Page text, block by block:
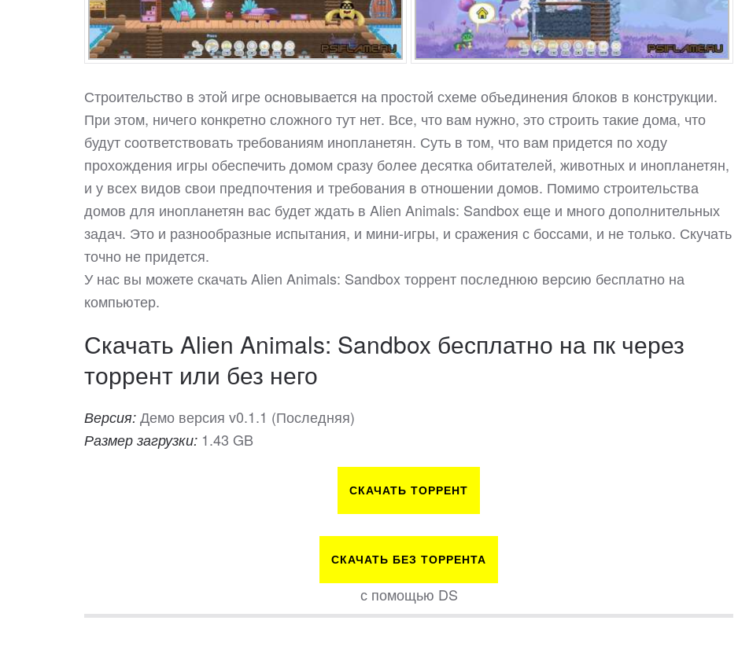
Строительство в этой игре основывается на простой схеме объединения блоков в конструкции.
При этом, ничего конкретно сложного тут нет. Все, что вам нужно, это строить такие дома, что
будут соответствовать требованиям инопланетян. Суть в том, что вам придется по ходу
прохождения игры обеспечить домом сразу более десятка обитателей, животных и инопланетян,
и у всех видов свои предпочтения и требования в отношении домов. Помимо строительства
домов для инопланетян вас будет ждать в Alien Animals: Sandbox еще и много дополнительных
задач. Это и разнообразные испытания, и мини-игры, и сражения с боссами, и не только. Скучать
точно не придется.
У нас вы можете скачать Alien Animals: Sandbox торрент последнюю версию бесплатно на
компьютер.
Скачать Alien Animals: Sandbox бесплатно на пк через
торрент или без него
Версия: Демо версия v0.1.1 (Последняя)
Размер загрузки: 1.43 GB
СКАЧАТЬ ТОРРЕНТ
СКАЧАТЬ БЕЗ ТОРРЕНТА
с помощью DS